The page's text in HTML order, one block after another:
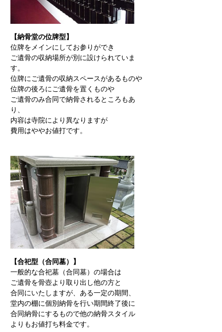
【納骨堂の位牌型】
位牌をメインにしてお参りができ
ご遺骨の収納場所が別に設けられていま
す。
位牌にご遺骨の収納スペースがあるものや
位牌の後ろにご遺骨を置くものや
ご遺骨のみ合同で納骨されるところもあ
り、
内容は寺院により異なりますが
費用はややお値打です。
【合祀型（合同墓）】
一般的な合祀墓（合同墓）の場合は
ご遺骨を骨壺より取り出し他の方と
合同にいたしますが、ある一定の期間、
堂内の棚に個別納骨を行い期間終了後に
合同納骨にするもので他の納骨スタイル
よりもお値打ち料金です。